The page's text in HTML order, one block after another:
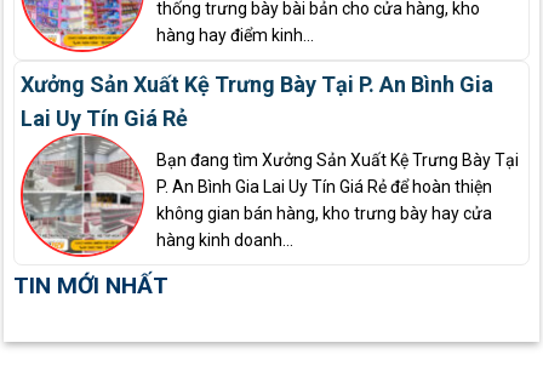
thống trưng bày bài bản cho cửa hàng, kho
hàng hay điểm kinh...
Xưởng Sản Xuất Kệ Trưng Bày Tại P. An Bình Gia
Lai Uy Tín Giá Rẻ
Bạn đang tìm Xưởng Sản Xuất Kệ Trưng Bày Tại
P. An Bình Gia Lai Uy Tín Giá Rẻ để hoàn thiện
không gian bán hàng, kho trưng bày hay cửa
hàng kinh doanh...
TIN MỚI NHẤT